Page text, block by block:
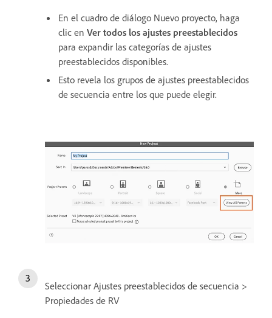
En el cuadro de diálogo Nuevo proyecto, haga
clic en Ver todos los ajustes preestablecidos
para expandir las categorías de ajustes
preestablecidos disponibles.
Esto revela los grupos de ajustes preestablecidos
de secuencia entre los que puede elegir.
Seleccionar Ajustes preestablecidos de secuencia >
Propiedades de RV